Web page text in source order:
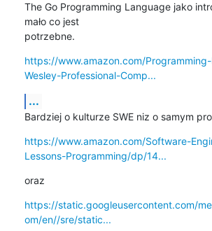
The Go Programming Language jako
mało co jest
potrzebne.
https://www.amazon.com/
Wesley-Professional-Comp...
...
Bardziej o kulturze SWE niz o samym
https://www.amazon.com/Software-
Lessons-Programming/dp/14...
oraz
https://static.googleusercontent.com/
om/en//sre/static...